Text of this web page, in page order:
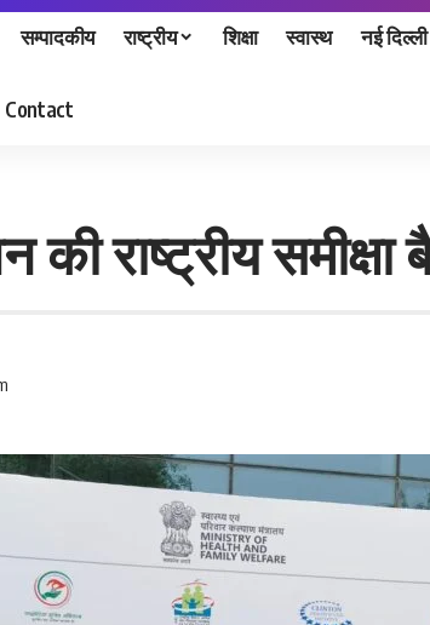
सम्पादकीय राष्ट्रीय शिक्षा स्वास्थ नई दिल्ली
Contact
की राष्ट्रीय